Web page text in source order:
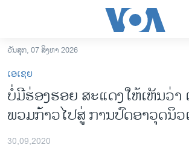
ເຂົ້າ
ຫາ
ຂ້າມ
ຂ້າມ
ຂ້າມ
ຫາ
ລາວ
ອາເມຣິກາ
ການເລືອກຕັ້ງ ປະທານາທີບໍດີ ສະຫະລັດ 2024
ຂ່າວ​ຈີນ
ວັນສຸກ, 07 ສິງຫາ 2026
ເອເຊຍ
ບໍ່ມີຮ່ອງຮອຍ ສະແດງໃຫ້ເຫັນວ່າ
ພວມກ້າວໄປສູ່ ການປົດອາວຸດນິວ
30,09,2020